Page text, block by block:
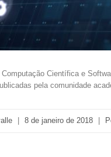
Científica e
pela comunidade
| 8 de janeiro de 2018 |